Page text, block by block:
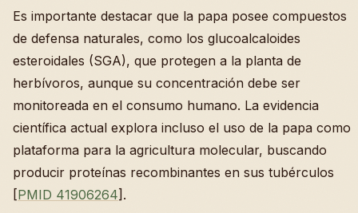
Es importante destacar que la papa posee compuestos
de defensa naturales, como los glucoalcaloides
esteroidales (SGA), que protegen a la planta de
herbívoros, aunque su concentración debe ser
monitoreada en el consumo humano. La evidencia
científica actual explora incluso el uso de la papa como
plataforma para la agricultura molecular, buscando
producir proteínas recombinantes en sus tubérculos
[PMID 41906264].